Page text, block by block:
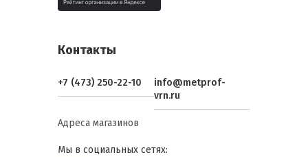
Контакты
+7 (473) 250-22-10
info@metprof-
vrn.ru
Адреса магазинов
Мы в социальных сетях: